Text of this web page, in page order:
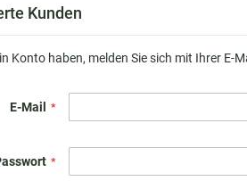
Kunden
Konto haben, melden Sie sich mit Ihrer E-
E-Mail